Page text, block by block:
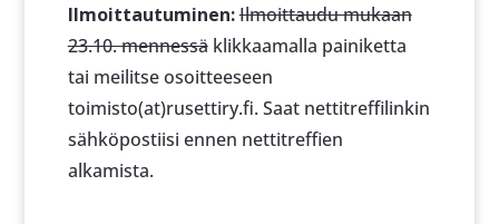
Ilmoittautuminen:Ilmoittaudu mukaan
23.10. mennessäklikkaamalla painiketta
tai meilitse osoitteeseen
toimisto(at)rusettiry.fi. Saat nettitreffilinkin
sähköpostiisi ennen nettitreffien
alkamista.